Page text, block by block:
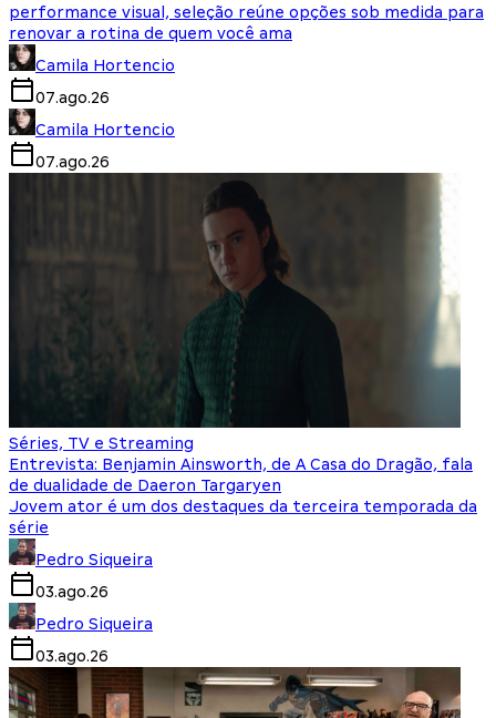
performance visual, seleção reúne opções sob medida para
renovar a rotina de quem você ama
Camila Hortencio
07.ago.26
Camila Hortencio
07.ago.26
Séries, TV e Streaming
Entrevista: Benjamin Ainsworth, de A Casa do Dragão, fala
de dualidade de Daeron Targaryen
Jovem ator é um dos destaques da terceira temporada da
série
Pedro Siqueira
03.ago.26
Pedro Siqueira
03.ago.26